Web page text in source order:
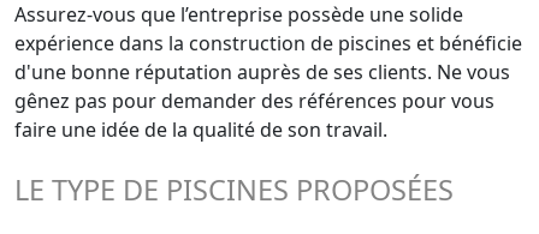
Assurez-vous que l’entreprise possède une solide
expérience dans la construction de piscines et bénéficie
d'une bonne réputation auprès de ses clients. Ne vous
gênez pas pour demander des références pour vous
faire une idée de la qualité de son travail.
LE TYPE DE PISCINES PROPOSÉES